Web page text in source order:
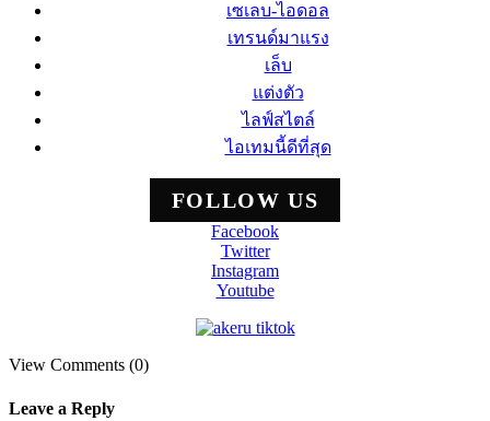
เซเลบ-ไอดอล
เทรนด์มาแรง
เล็บ
แต่งตัว
ไลฟ์สไตล์
ไอเทมนี้ดีที่สุด
FOLLOW US
Facebook
Twitter
Instagram
Youtube
View Comments (0)
Leave a Reply